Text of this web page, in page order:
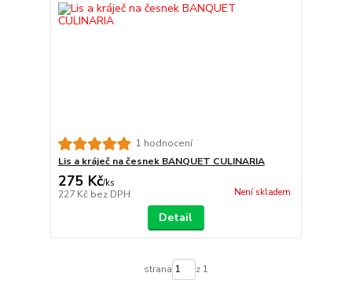
1 hodnocení
Lis a kráječ na česnek BANQUET CULINARIA
275 Kč/ks
227 Kč bez DPH Není skladem
Detail
strana z 1